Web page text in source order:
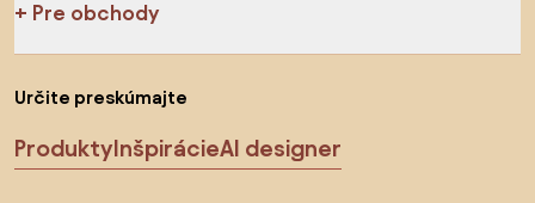
Pre obchody
Určite preskúmajte
ProduktyInšpirácieAI designer